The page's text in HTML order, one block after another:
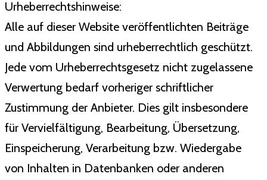
Urheberrechtshinweise:
Alle auf dieser Website veröffentlichten Beiträge
und Abbildungen sind urheberrechtlich geschützt.
Jede vom Urheberrechtsgesetz nicht zugelassene
Verwertung bedarf vorheriger schriftlicher
Zustimmung der Anbieter. Dies gilt insbesondere
für Vervielfältigung, Bearbeitung, Übersetzung,
Einspeicherung, Verarbeitung bzw. Wiedergabe
von Inhalten in Datenbanken oder anderen